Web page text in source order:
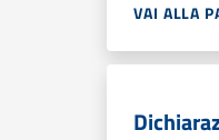
VAI ALLA